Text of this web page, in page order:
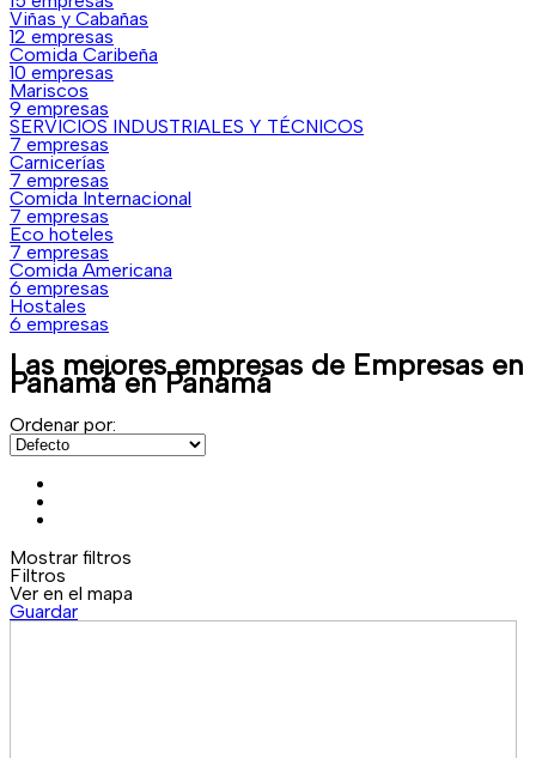
Viñas y Cabañas
12 empresas
Comida Caribeña
10 empresas
Mariscos
9 empresas
SERVICIOS INDUSTRIALES Y TÉCNICOS
7 empresas
Carnicerías
7 empresas
Comida Internacional
7 empresas
Eco hoteles
7 empresas
Comida Americana
6 empresas
Hostales
6 empresas
Las mejores empresas de Empresas en
Panamáen Panamá
Ordenar por:
Mostrar filtros
Filtros
Ver en el mapa
Guardar